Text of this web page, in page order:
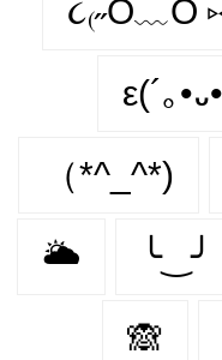
૮₍˶Ó﹏Ò
ε(´｡
（*^_^*)
🌥 ╰‿╯
🙈